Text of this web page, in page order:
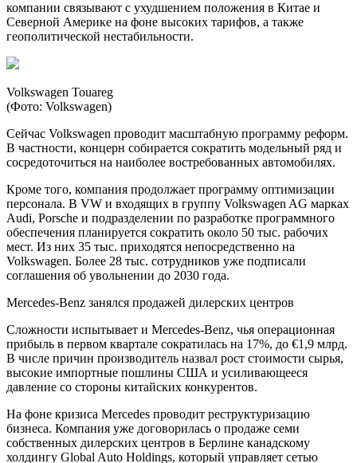
компании связывают с ухудшением положения в Китае и
Северной Америке на фоне высоких тарифов, а также
геополитической нестабильности.
Volkswagen Touareg
(Фото: Volkswagen)
Сейчас Volkswagen проводит масштабную программу реформ.
В частности, концерн собирается сократить модельный ряд и
сосредоточиться на наиболее востребованных автомобилях.
Кроме того, компания продолжает программу оптимизации
персонала. В VW и входящих в группу Volkswagen AG марках
Audi, Porsche и подразделении по разработке программного
обеспечения планируется сократить около 50 тыс. рабочих
мест. Из них 35 тыс. приходятся непосредственно на
Volkswagen. Более 28 тыс. сотрудников уже подписали
соглашения об увольнении до 2030 года.
Mercedes-Benz занялся продажей дилерских центров
Сложности испытывает и Mercedes-Benz, чья операционная
прибыль в первом квартале сократилась на 17%, до €1,9 млрд.
В числе причин производитель назвал рост стоимости сырья,
высокие импортные пошлины США и усиливающееся
давление со стороны китайских конкурентов.
На фоне кризиса Mercedes проводит реструктуризацию
бизнеса. Компания уже договорилась о продаже семи
собственных дилерских центров в Берлине канадскому
холдингу Global Auto Holdings, который управляет сетью